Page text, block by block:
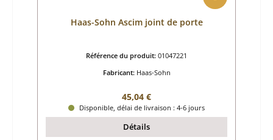
Haas-Sohn Ascim joint de porte
Référence du produit: 01047221
Fabricant: Haas-Sohn
Prix régulier :
45,04 €
Disponible, délai de livraison : 4-6 jours
Détails